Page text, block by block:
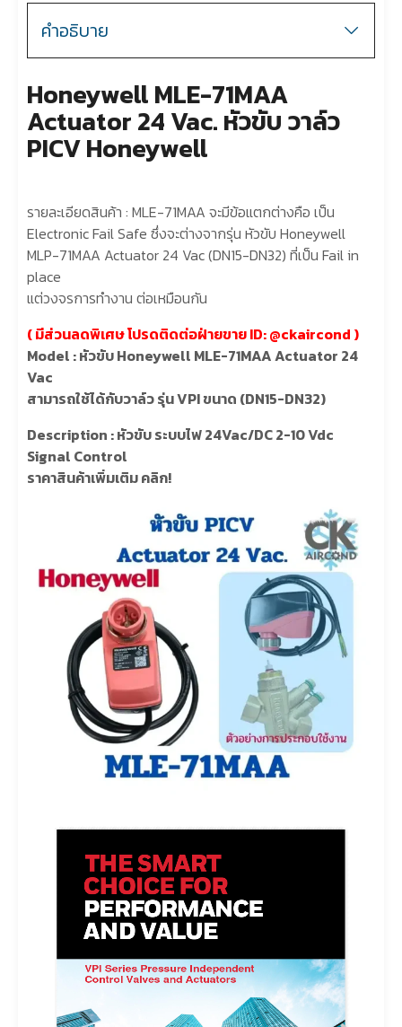
คำอธิบาย
Honeywell MLE-71MAA
Actuator 24 Vac. หัวขับ วาล์ว
PICV Honeywell
รายละเอียดสินค้า : MLE-71MAA จะมีข้อแตกต่างคือ เป็น
Electronic Fail Safe ซึ่งจะต่างจากรุ่น หัวขับ Honeywell
MLP-71MAA Actuator 24 Vac (DN15-DN32) ที่เป็น Fail in
place
แต่วงจรการทำงาน ต่อเหมือนกัน
( มีส่วนลดพิเศษ โปรดติดต่อฝ่ายขายID: @ckaircond )
Model : หัวขับ Honeywell MLE-71MAA Actuator 24
Vac
สามารถใช้ได้กับวาล์ว รุ่น VPI ขนาด (DN15-DN32)
Description : หัวขับ ระบบไฟ 24Vac/DC 2-10 Vdc
Signal Control
ราคาสินค้าเพิ่มเติม คลิก!